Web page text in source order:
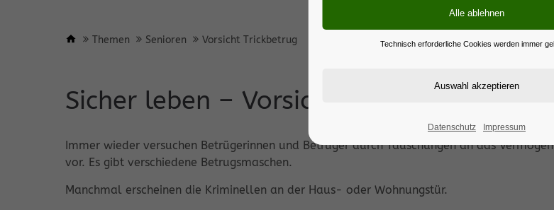
Themen Senioren Vorsicht Trickbetrug
Sicher leben – Vorsicht vor Trickbetrügern
Immer wieder versuchen Betrügerinnen und Betrüger durch Täuschungen an das
vor. Es gibt verschiedene Betrugsmaschen.
Manchmal erscheinen die Kriminellen an der Haus- oder Wohnungstür.
Technisch erforderliche Cookies werden immer
Datenschutz Impressum